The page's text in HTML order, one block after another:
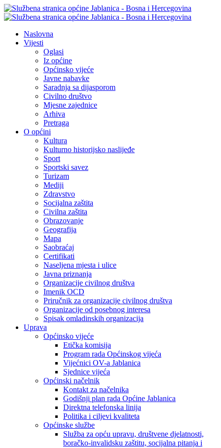
Naslovna
Vijesti
Oglasi
Iz općine
Općinsko vijeće
Javne nabavke
Saradnja sa dijasporom
Civilno društvo
Mjesne zajednice
Arhiva
Pretraga
O općini
Kultura
Kulturno historijsko naslijeđe
Sport
Sportski savez
Turizam
Mediji
Zdravstvo
Socijalna zaštita
Civilna zaštita
Obrazovanje
Geografija
Mapa
Saobraćaj
Certifikati
Naseljena mjesta i ulice
Javna priznanja
Organizacije civilnog društva
Imenik OCD
Priručnik za organizacije civilnog društva
Organizacije od posebnog interesa
Spisak omladinskih organizacija
Uprava
Općinsko vijeće
Etička komisija
Program rada Općinskog vijeća
Vijećnici OV-a Jablanica
Sjednice vijeća
Općinski načelnik
Kontakt za načelnika
Godišnji plan rada Općine Jablanica
Direktna telefonska linija
Politika i ciljevi kvaliteta
Općinske službe
Služba za opću upravu, društvene djelatnosti,
boračko-invalidsku zaštitu, socijalna pitanja i